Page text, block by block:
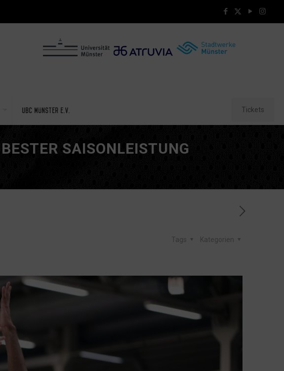
UBC Münster e.V. Tickets
SAISONLEISTUNG
Kategorien
Tags